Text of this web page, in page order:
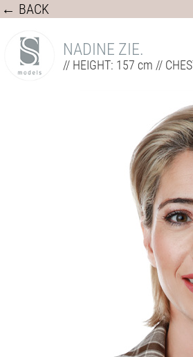
← BACK
NADINE ZIE.
// HEIGHT: 157 cm //